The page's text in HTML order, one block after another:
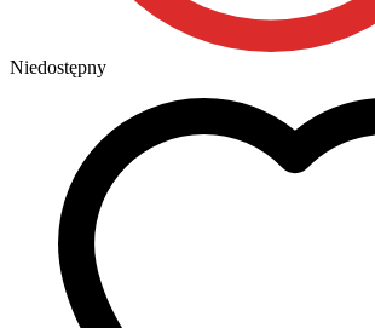
Niedostępny